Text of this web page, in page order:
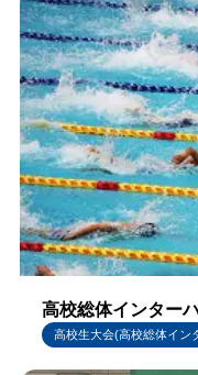
高校総体インター
高校生大会(高校総体イン